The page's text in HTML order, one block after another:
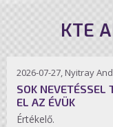
KTE
2026-07-27, Nyitray
SOK NEVETÉSSEL
EL AZ ÉVÜK
Értékelő.